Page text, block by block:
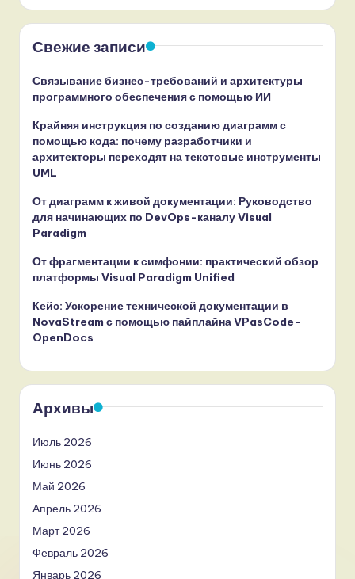
Свежие записи
Связывание бизнес-требований и архитектуры
программного обеспечения с помощью ИИ
Крайняя инструкция по созданию диаграмм с
помощью кода: почему разработчики и
архитекторы переходят на текстовые инструменты
UML
От диаграмм к живой документации: Руководство
для начинающих по DevOps-каналу Visual
Paradigm
От фрагментации к симфонии: практический обзор
платформы Visual Paradigm Unified
Кейс: Ускорение технической документации в
NovaStream с помощью пайплайна VPasCode-
OpenDocs
Архивы
Июль 2026
Июнь 2026
Май 2026
Апрель 2026
Март 2026
Февраль 2026
Январь 2026